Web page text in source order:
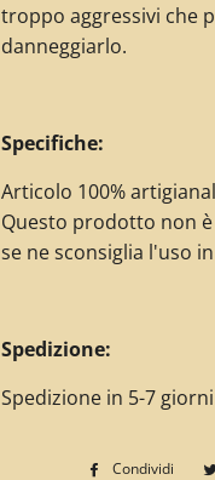
troppo aggressivi che
danneggiarlo.
Specifiche:
Articolo 100%
Questo prodotto non
se ne sconsiglia l'uso
Spedizione:
Spedizione in 5-7
Condividi